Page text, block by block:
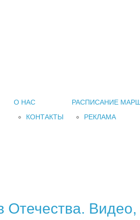
О НАС
КОНТАКТЫ
РАСПИСАНИЕ
РЕКЛАМА
Отечества.